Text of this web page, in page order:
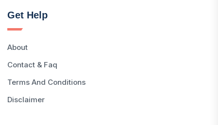
Get Help
About
Contact & Faq
Terms And Conditions
Disclaimer